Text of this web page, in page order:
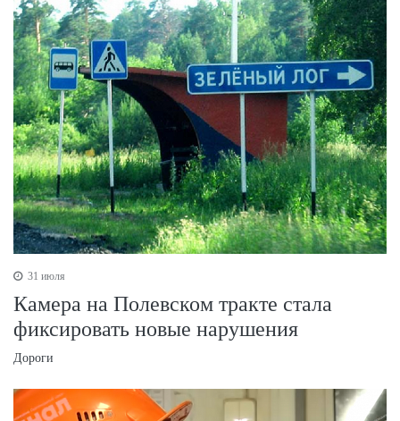
31 июля
Камера на Полевском тракте стала
фиксировать новые нарушения
Дороги